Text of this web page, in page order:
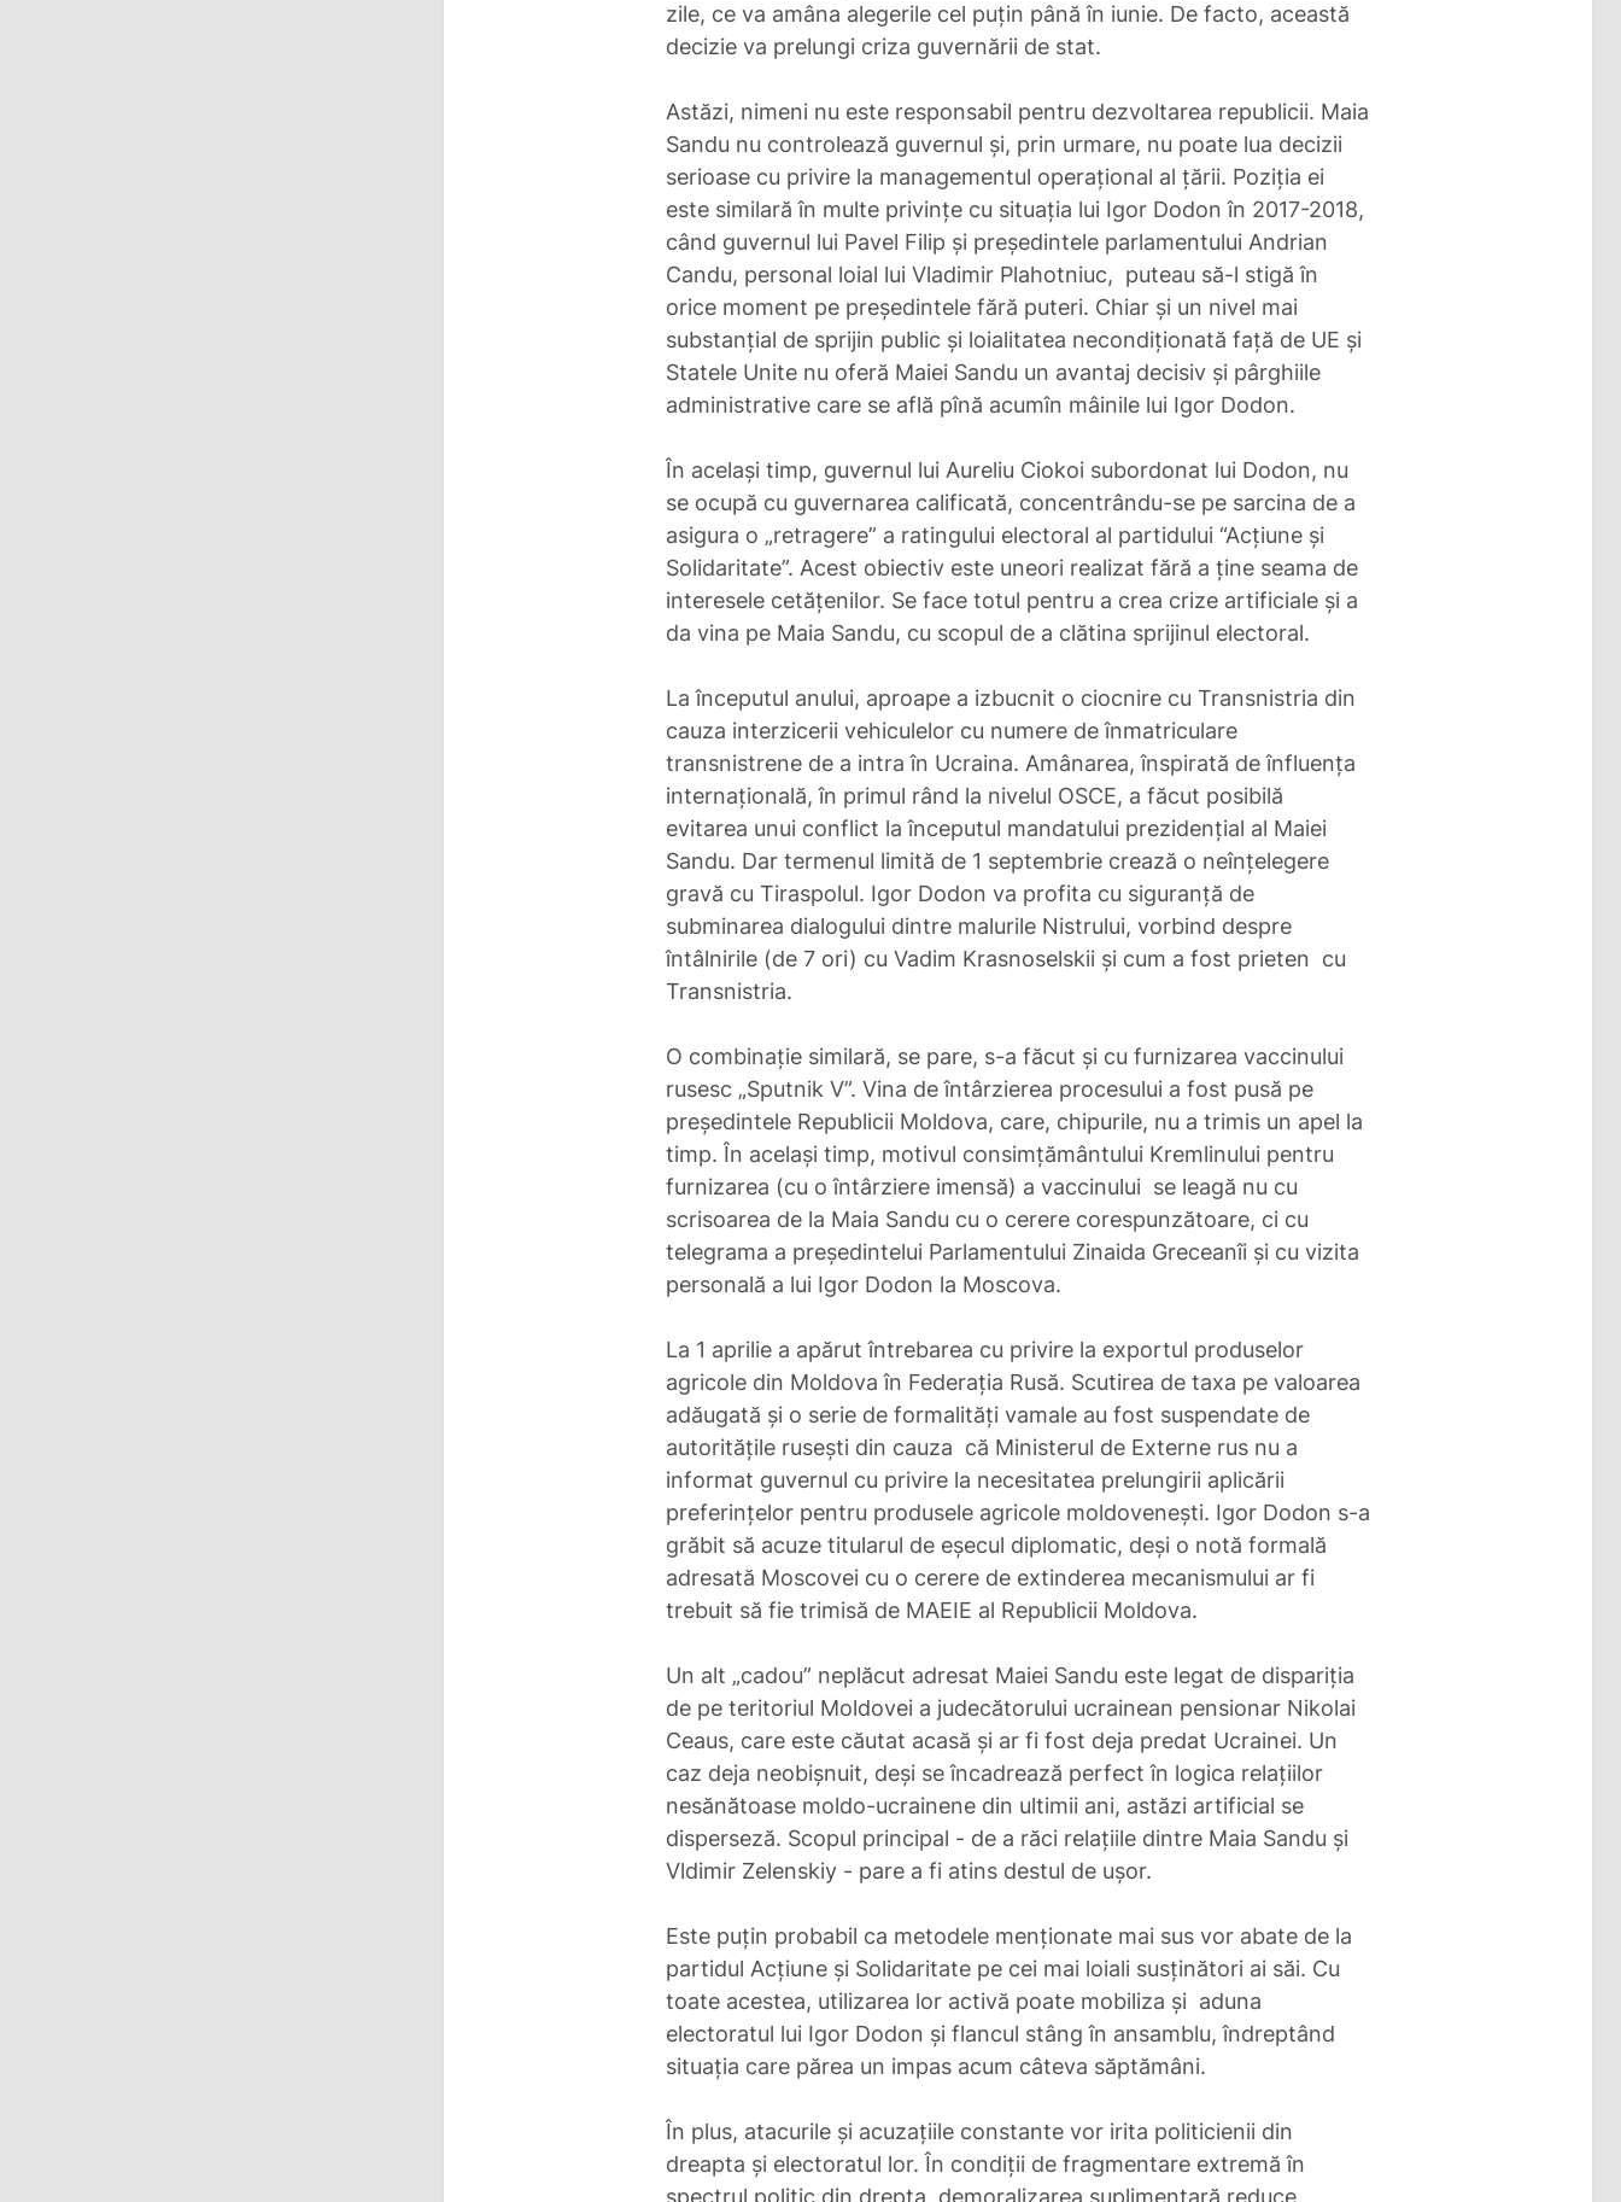
zile, ce va amâna alegerile cel puțin până în iunie. De facto, această
decizie va prelungi criza guvernării de stat.
Astăzi, nimeni nu este responsabil pentru dezvoltarea republicii. Maia
Sandu nu controlează guvernul și, prin urmare, nu poate lua decizii
serioase cu privire la managementul operațional al țării. Poziția ei
este similară în multe privințe cu situația lui Igor Dodon în 2017-2018,
când guvernul lui Pavel Filip și președintele parlamentului Andrian
Candu, personal loial lui Vladimir Plahotniuc, puteau să-l stigă în
orice moment pe președintele fără puteri. Chiar și un nivel mai
substanțial de sprijin public și loialitatea necondiționată față de UE și
Statele Unite nu oferă Maiei Sandu un avantaj decisiv și pârghiile
administrative care se află pînă acumîn mâinile lui Igor Dodon.
În același timp, guvernul lui Aureliu Ciokoi subordonat lui Dodon, nu
se ocupă cu guvernarea calificată, concentrându-se pe sarcina de a
asigura o „retragere” a ratingului electoral al partidului “Acțiune și
Solidaritate”. Acest obiectiv este uneori realizat fără a ține seama de
interesele cetățenilor. Se face totul pentru a crea crize artificiale și a
da vina pe Maia Sandu, cu scopul de a clătina sprijinul electoral.
La începutul anului, aproape a izbucnit o ciocnire cu Transnistria din
cauza interzicerii vehiculelor cu numere de înmatriculare
transnistrene de a intra în Ucraina. Amânarea, înspirată de înfluența
internațională, în primul rând la nivelul OSCE, a făcut posibilă
evitarea unui conflict la începutul mandatului prezidențial al Maiei
Sandu. Dar termenul limită de 1 septembrie crează o neînțelegere
gravă cu Tiraspolul. Igor Dodon va profita cu siguranță de
subminarea dialogului dintre malurile Nistrului, vorbind despre
întâlnirile (de 7 ori) cu Vadim Krasnoselskii și cum a fost prieten cu
Transnistria.
O combinație similară, se pare, s-a făcut și cu furnizarea vaccinului
rusesc „Sputnik V”. Vina de întârzierea procesului a fost pusă pe
președintele Republicii Moldova, care, chipurile, nu a trimis un apel la
timp. În același timp, motivul consimțământului Kremlinului pentru
furnizarea (cu o întârziere imensă) a vaccinului se leagă nu cu
scrisoarea de la Maia Sandu cu o cerere corespunzătoare, ci cu
telegrama a președintelui Parlamentului Zinaida Greceanîi și cu vizita
personală a lui Igor Dodon la Moscova.
La 1 aprilie a apărut întrebarea cu privire la exportul produselor
agricole din Moldova în Federația Rusă. Scutirea de taxa pe valoarea
adăugată și o serie de formalități vamale au fost suspendate de
autoritățile rusești din cauza că Ministerul de Externe rus nu a
informat guvernul cu privire la necesitatea prelungirii aplicării
preferințelor pentru produsele agricole moldovenești. Igor Dodon s-a
grăbit să acuze titularul de eșecul diplomatic, deși o notă formală
adresată Moscovei cu o cerere de extinderea mecanismului ar fi
trebuit să fie trimisă de MAEIE al Republicii Moldova.
Un alt „cadou” neplăcut adresat Maiei Sandu este legat de dispariția
de pe teritoriul Moldovei a judecătorului ucrainean pensionar Nikolai
Ceaus, care este căutat acasă și ar fi fost deja predat Ucrainei. Un
caz deja neobișnuit, deși se încadrează perfect în logica relațiilor
nesănătoase moldo-ucrainene din ultimii ani, astăzi artificial se
disperseză. Scopul principal - de a răci relațiile dintre Maia Sandu și
Vldimir Zelenskiy - pare a fi atins destul de ușor.
Este puțin probabil ca metodele menționate mai sus vor abate de la
partidul Acțiune și Solidaritate pe cei mai loiali susținători ai săi. Cu
toate acestea, utilizarea lor activă poate mobiliza și aduna
electoratul lui Igor Dodon și flancul stâng în ansamblu, îndreptând
situația care părea un impas acum câteva săptămâni.
În plus, atacurile și acuzațiile constante vor irita politicienii din
dreapta și electoratul lor. În condiții de fragmentare extremă în
spectrul politic din drepta, demoralizarea suplimentară reduce